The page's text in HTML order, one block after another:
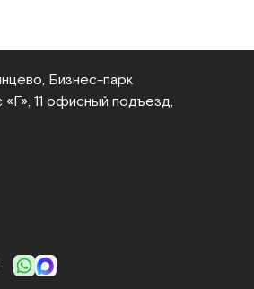
Бизнес‑парк
«Г», 11 офисный подъезд,